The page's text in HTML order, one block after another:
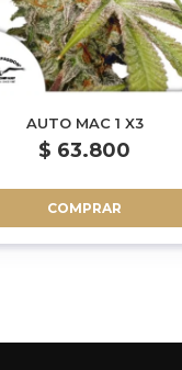
AUTO MAC 1 X3
$ 63.800
COMPRAR